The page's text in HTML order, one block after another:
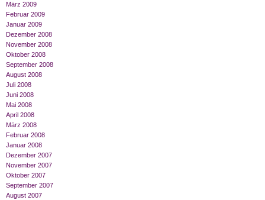
März 2009
Februar 2009
Januar 2009
Dezember 2008
November 2008
Oktober 2008
September 2008
August 2008
Juli 2008
Juni 2008
Mai 2008
April 2008
März 2008
Februar 2008
Januar 2008
Dezember 2007
November 2007
Oktober 2007
September 2007
August 2007